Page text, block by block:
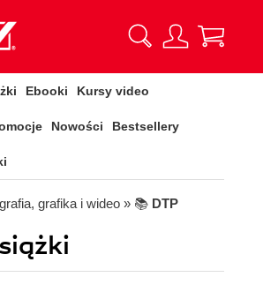
Ebooki Kursy video
Nowości Bestsellery
grafika i wideo » 📚 DTP